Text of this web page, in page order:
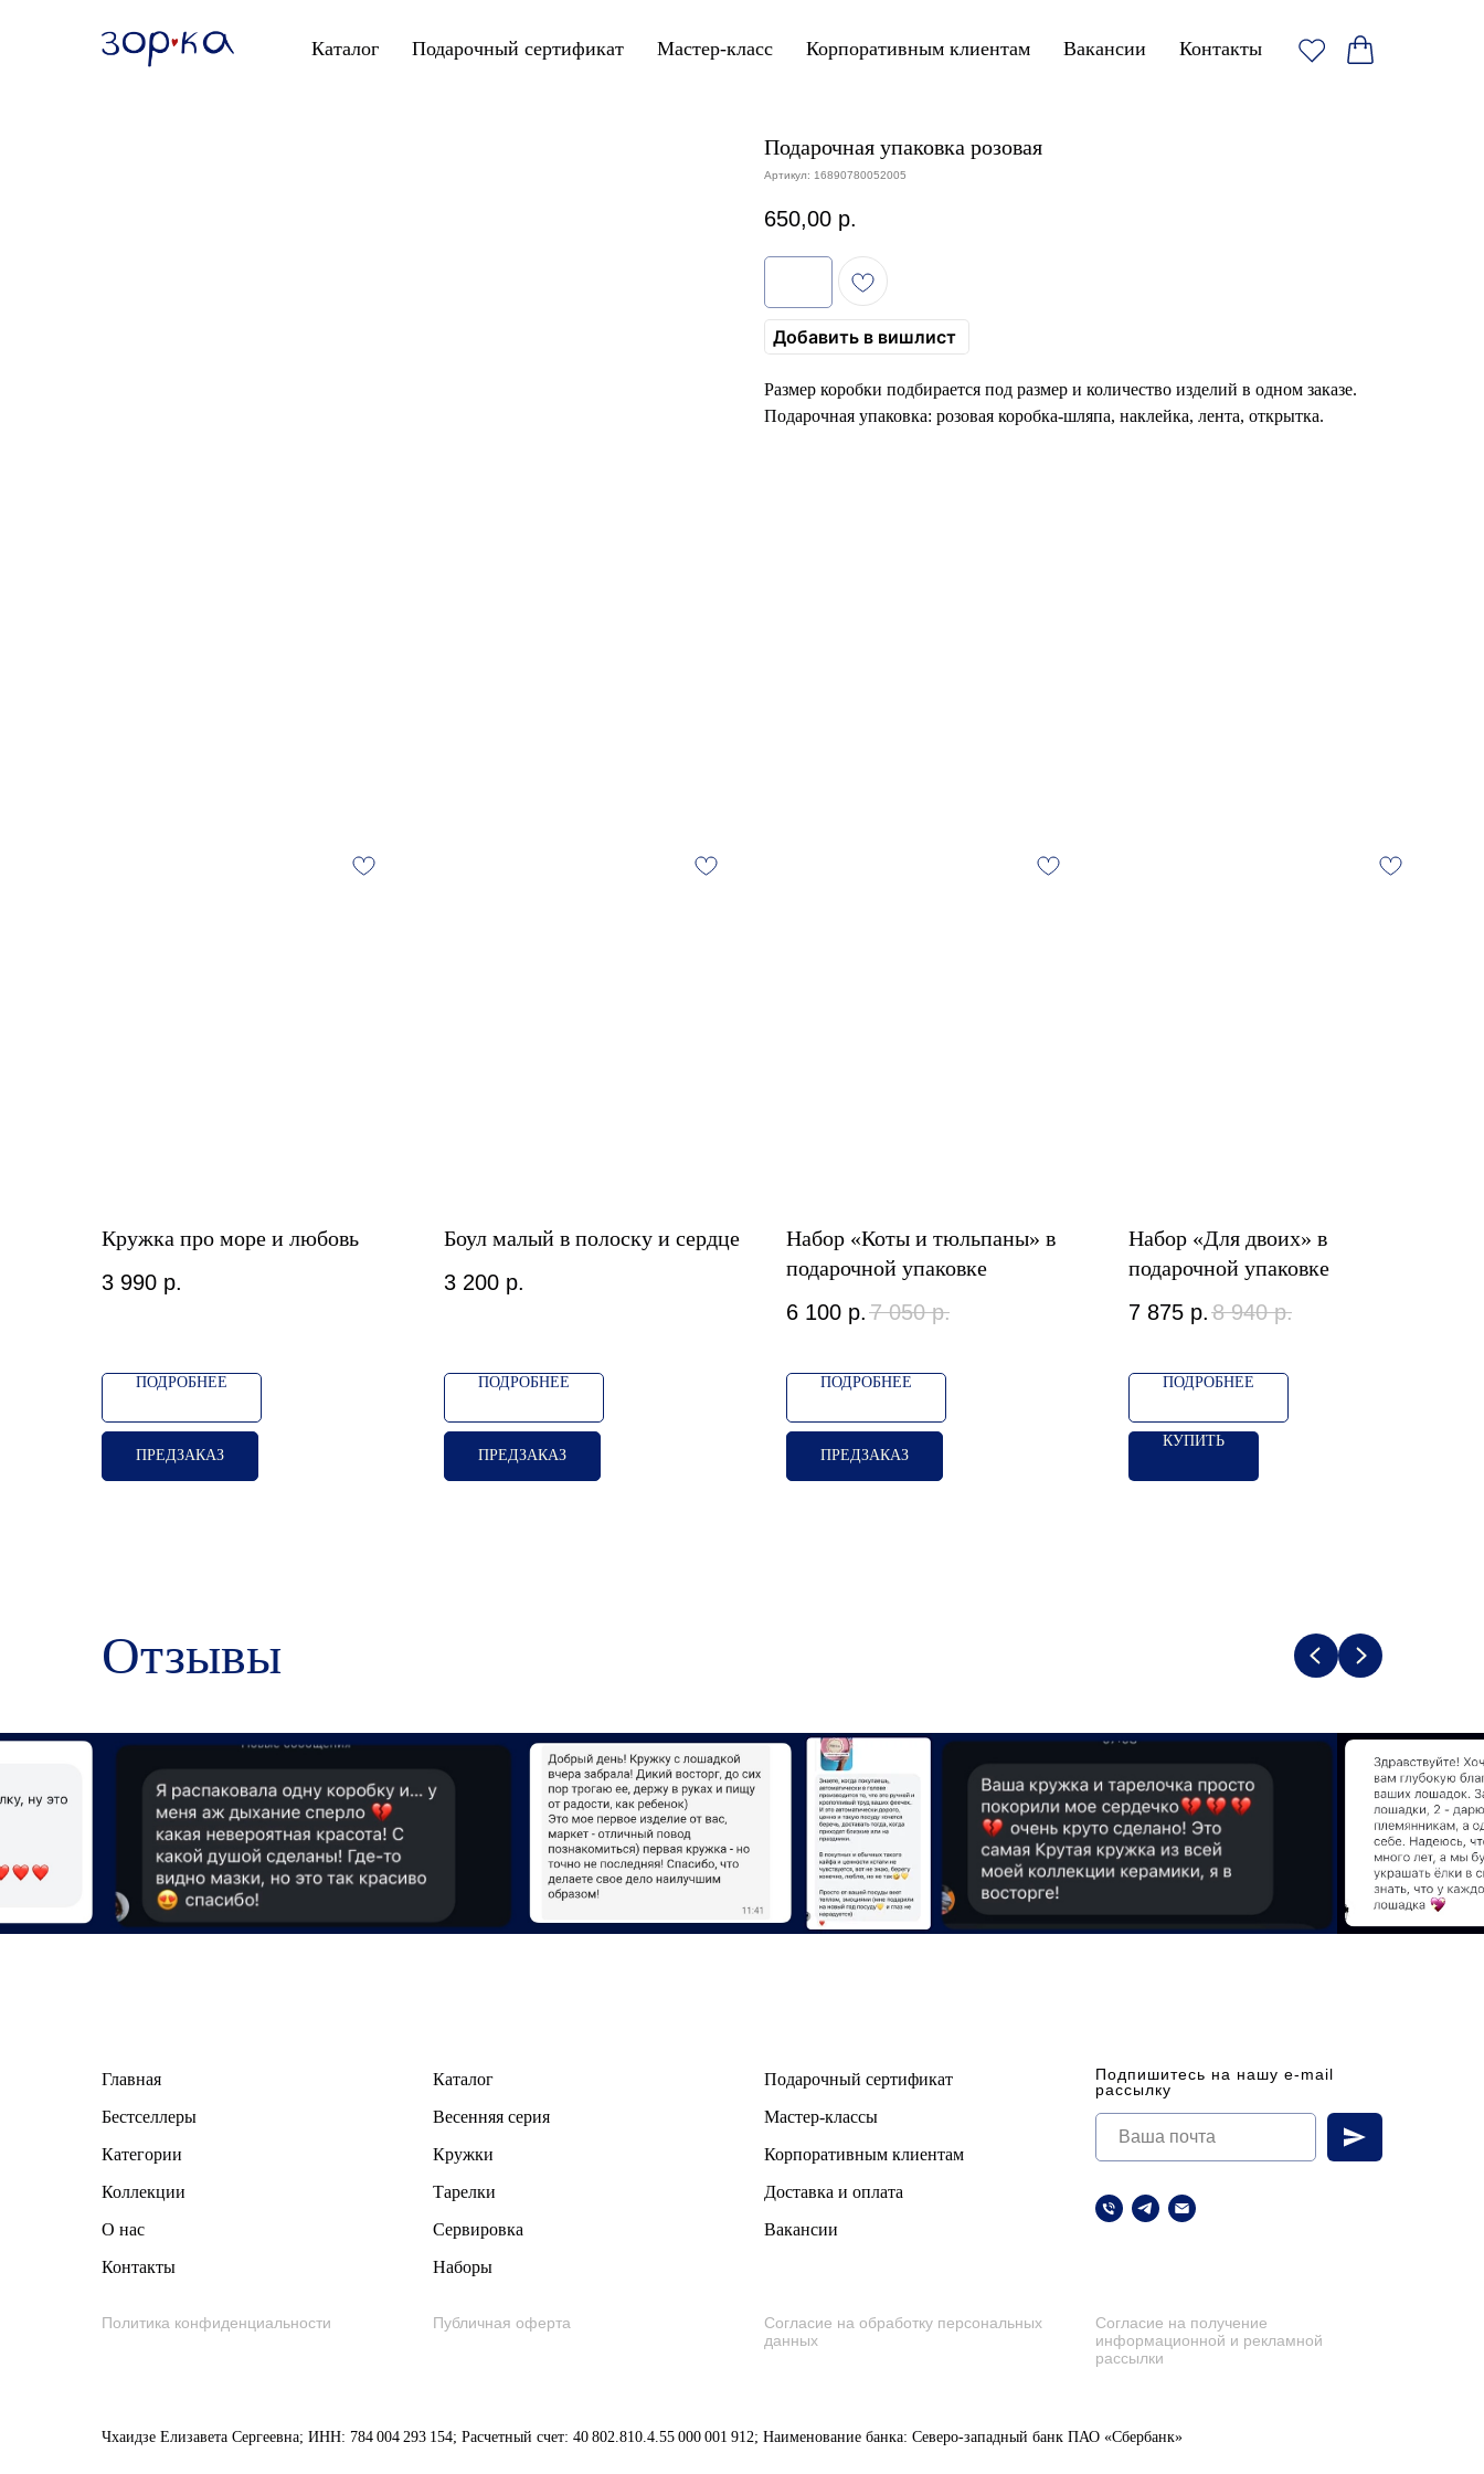
Каталог Подарочный сертификат Мастер-класс Корпоративным клиентам Вакансии Контакты
Подарочная упаковка розовая
Артикул: 16890780052005
650,00 р.
Добавить в вишлист
Размер коробки подбирается под размер и количество изделий в одном заказе.
Подарочная упаковка: розовая коробка-шляпа, наклейка, лента, открытка.
Кружка про море и любовь
3 990 р.
ПОДРОБНЕЕ
ПРЕДЗАКАЗ
Боул малый в полоску и сердце
3 200 р.
ПОДРОБНЕЕ
ПРЕДЗАКАЗ
Набор «Коты и тюльпаны» в
подарочной упаковке
6 100 р. 7 050 р.
ПОДРОБНЕЕ
ПРЕДЗАКАЗ
Набор «Для двоих» в
подарочной упаковке
7 875 р. 8 940 р.
ПОДРОБНЕЕ
КУПИТЬ
Отзывы
Главная
Бестселлеры
Категории
Коллекции
О нас
Контакты
Каталог
Весенняя серия
Кружки
Тарелки
Сервировка
Наборы
Подарочный сертификат
Мастер-классы
Корпоративным клиентам
Доставка и оплата
Вакансии
Подпишитесь на нашу e-mail
рассылку
Политика конфиденциальности Публичная оферта
Согласие на обработку персональных
данных
Согласие на получение
информационной и рекламной
рассылки
Чхаидзе Елизавета Сергеевна; ИНН: 784 004 293 154; Расчетный счет: 40 802.810.4.55 000 001 912; Наименование банка: Северо-западный банк ПАО «Сбербанк»